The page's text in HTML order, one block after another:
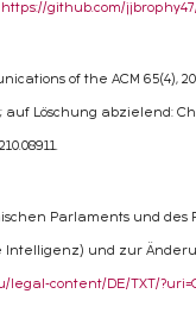
https://github.com/
of the ACM 65(4),
auf Löschung
Parlaments und
und zur
content/DE/TXT/